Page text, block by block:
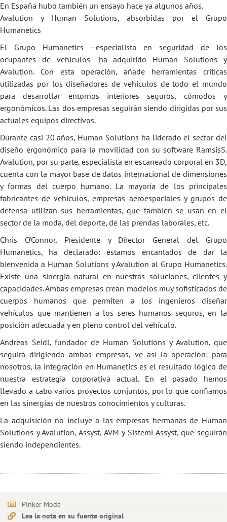
En España hubo también un ensayo hace ya algunos años.
Avalution y Human Solutions, absorbidas por el Grupo
Humanetics
El Grupo Humanetics –especialista en seguridad de los
ocupantes de vehículos- ha adquirido Human Solutions y
Avalution. Con esta operación, añade herramientas críticas
utilizadas por los diseñadores de vehículos de todo el mundo
para desarrollar entornos interiores seguros, cómodos y
ergonómicos. Las dos empresas seguirán siendo dirigidas por sus
actuales equipos directivos.
Durante casi 20 años, Human Solutions ha liderado el sector del
diseño ergonómico para la movilidad con su software RamsisS.
Avalution, por su parte, especialista en escaneado corporal en 3D,
cuenta con la mayor base de datos internacional de dimensiones
y formas del cuerpo humano. La mayoría de los principales
fabricantes de vehículos, empresas aeroespaciales y grupos de
defensa utilizan sus herramientas, que también se usan en el
sector de la moda, del deporte, de las prendas laborales, etc.
Chris O’Connor, Presidente y Director General del Grupo
Humanetics, ha declarado: estamos encantados de dar la
bienvenida a Human Solutions y Avalution al Grupo Humanetics.
Existe una sinergia natural en nuestras soluciones, clientes y
capacidades. Ambas empresas crean modelos muy sofisticados de
cuerpos humanos que permiten a los ingenieros diseñar
vehículos que mantienen a los seres humanos seguros, en la
posición adecuada y en pleno control del vehículo.
Andreas Seidl, fundador de Human Solutions y Avalution, que
seguirá dirigiendo ambas empresas, ve así la operación: para
nosotros, la integración en Humanetics es el resultado lógico de
nuestra estrategia corporativa actual. En el pasado hemos
llevado a cabo varios proyectos conjuntos, por lo que confiamos
en las sinergias de nuestros conocimientos y culturas.
La adquisición no incluye a las empresas hermanas de Human
Solutions y Avalution, Assyst, AVM y Sistemi Assyst, que seguirán
siendo independientes.
Pinker Moda
Lea la nota en su fuente original